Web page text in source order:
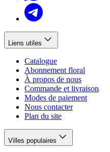
Liens utiles
Catalogue
Abonnement floral
À propos de nous
Commande et livraison
Modes de paiement
Nous contacter
Plan du site
Villes populaires